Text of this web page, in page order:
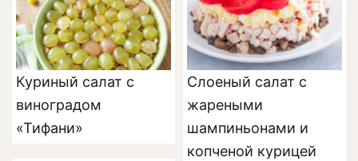
Куриный салат с
виноградом
«Тифани»
Слоеный салат с
жареными
шампиньонами и
копченой курицей